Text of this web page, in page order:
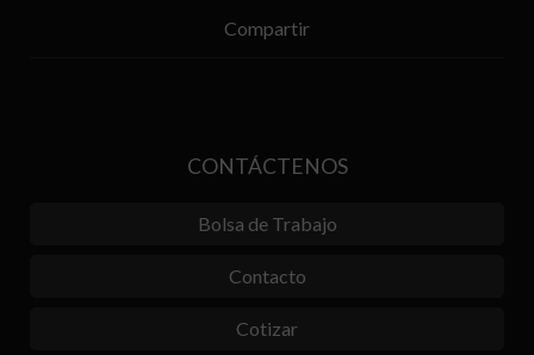
Compartir
CONTÁCTENOS
Bolsa de Trabajo
Contacto
Cotizar